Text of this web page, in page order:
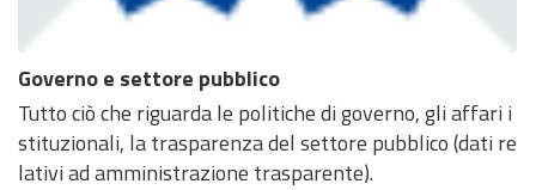
Governo e settore pubblico
Tutto ciò che riguarda le politiche di governo, gli affari i
stituzionali, la trasparenza del settore pubblico (dati re
lativi ad amministrazione trasparente).